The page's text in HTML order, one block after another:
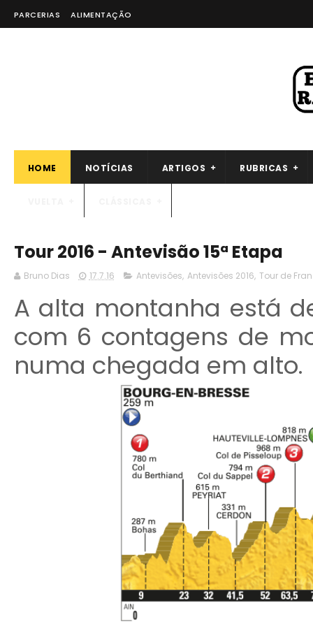
PARCERIAS ALIMENTAÇÃO
HOME NOTÍCIAS ARTIGOS RUBRICAS
Tour 2016 - Antevisão 15ª Etapa
Bruno Dias 17.7.16 Antevisões, Antevisões 2016, Tour de
A alta montanha está
com 6 contagens de
numa chegada em alto.